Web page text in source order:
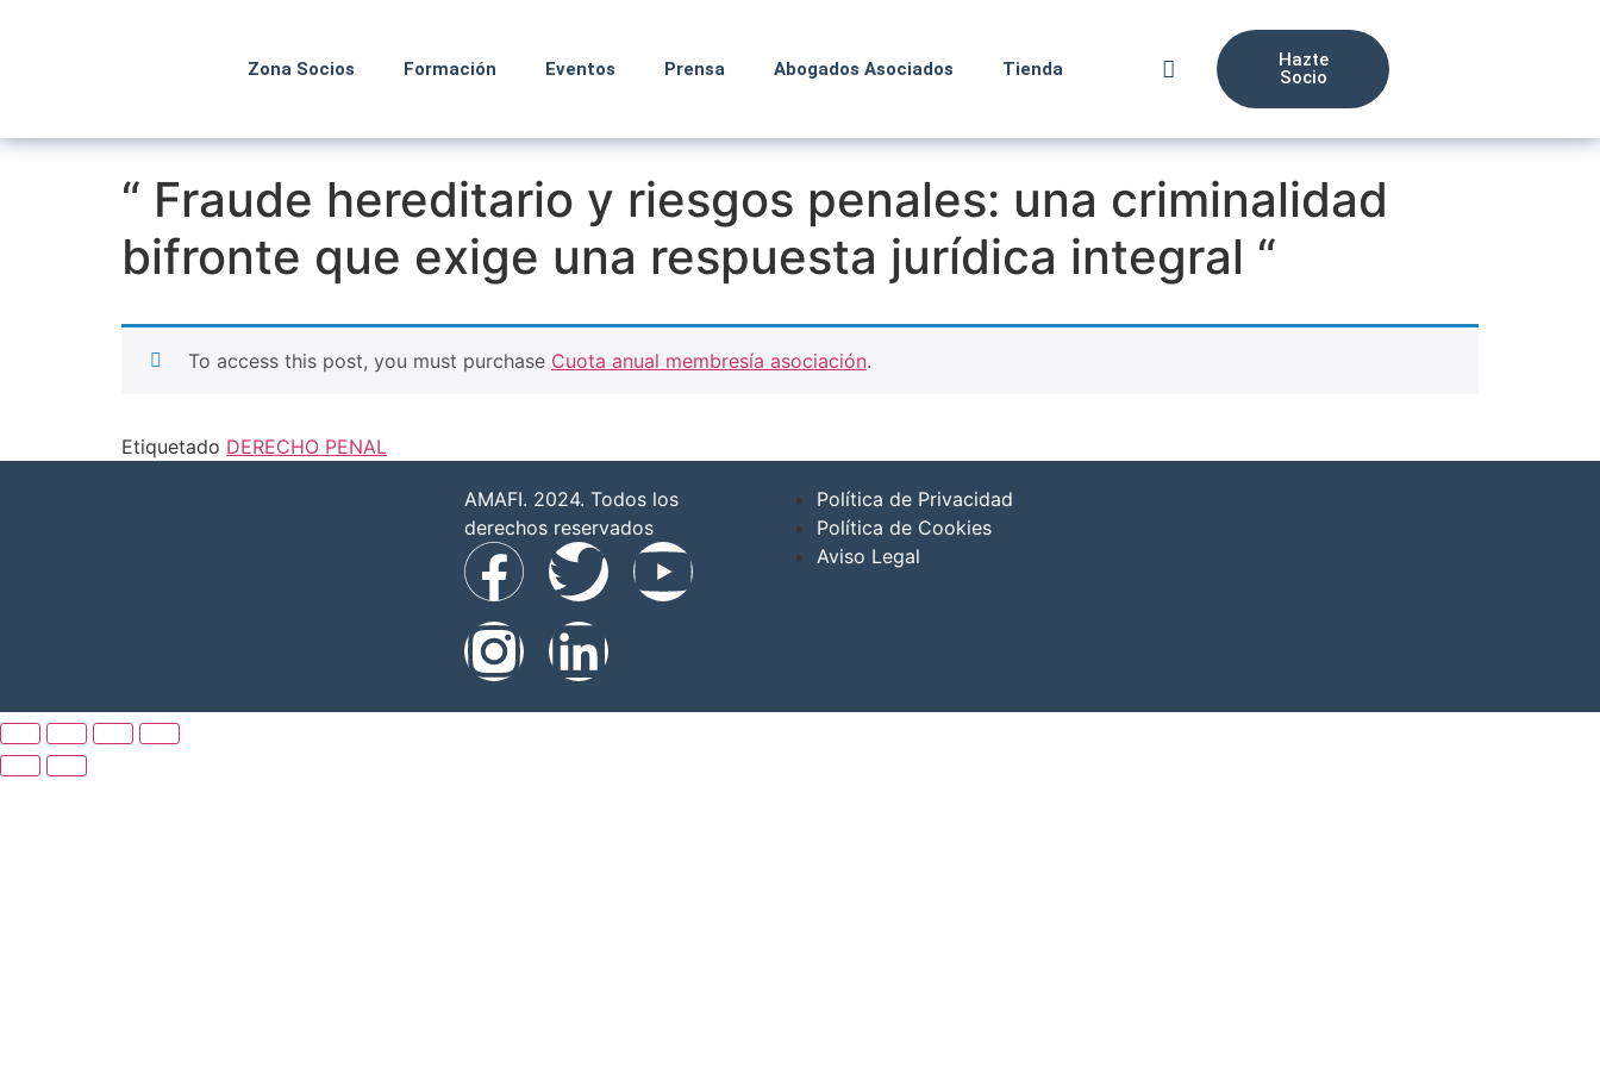
Zona Socios Formación Eventos Prensa Abogados Asociados Tienda
Hazte
Socio
“ Fraude hereditario y riesgos penales: una criminalidad
bifronte que exige una respuesta jurídica integral “
To access this post, you must purchase Cuota anual membresía asociación.
Etiquetado DERECHO PENAL
AMAFI. 2024. Todos los
derechos reservados
Política de Privacidad
Política de Cookies
Aviso Legal